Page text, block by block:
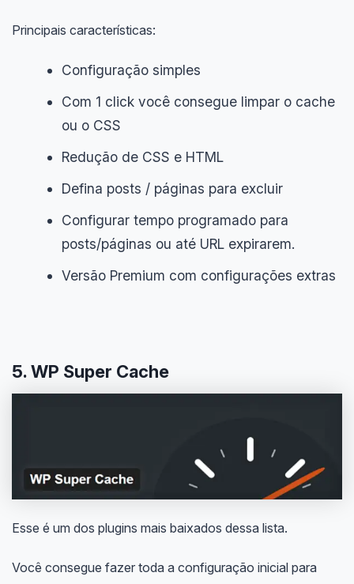
Principais características:
Configuração simples
Com 1 click você consegue limpar o cache
ou o CSS
Redução de CSS e HTML
Defina posts / páginas para excluir
Configurar tempo programado para
posts/páginas ou até URL expirarem.
Versão Premium com configurações extras
5. WP Super Cache
Esse é um dos plugins mais baixados dessa lista.
Você consegue fazer toda a configuração inicial para